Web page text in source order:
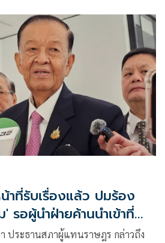
าที่รับเรื่องแล้ว ปมร้อง
รอผู้นำฝ่ายค้านนำเข้าที่
ประธานสภาผู้แทนราษฎร กล่าวถึง